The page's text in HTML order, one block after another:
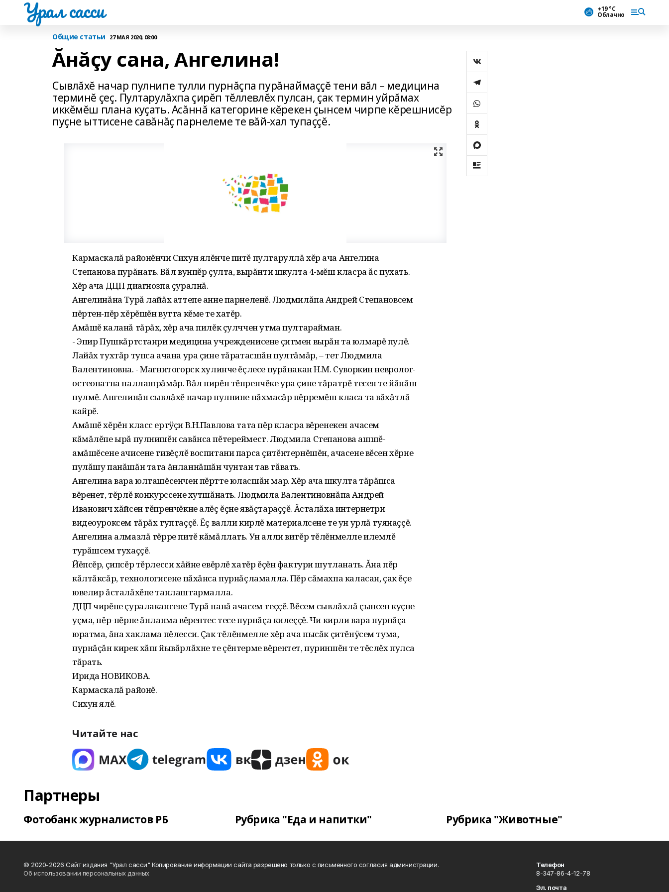
Урал сасси +19 °С
Облачно
Общие статьи 27 МАЯ 2020, 08:00
Ăнăçу сана‚ Ангелина!
Сывлăхĕ начар пулнипе тулли пурнăçпа пурăнаймаççĕ тени вăл – медицина
терминĕ çеç. Пултарулăхпа çирĕп тĕллевлĕх пулсан‚ çак термин уйрăмах
иккĕмĕш плана куçать. Асăннă категорине кĕрекен çынсем чирпе кĕрешнисĕр
пуçне ыттисене савăнăç парнелеме те вăй-хал тупаççĕ.
Кармаскалă районĕнчи Сихун ялĕнче питĕ пултаруллă хĕр ача Ангелина
Степанова пурăнать. Вăл вунпĕр çулта‚ вырăнти шкулта 4-мĕш класра ăс пухать.
Хĕр ача ДЦП диагнозпа çуралнă.
Ангелинăна Турă лайăх аттепе анне парнеленĕ. Людмилăпа Андрей Степановсем
пĕртен-пĕр хĕрĕшĕн вутта кĕме те хатĕр.
Амăшĕ каланă тăрăх‚ хĕр ача пилĕк çулччен утма пултарайман.
- Эпир Пушкăртстанри медицина учрежденисене çитмен вырăн та юлмарĕ пулĕ.
Лайăх тухтăр тупса ачана ура çине тăратасшăн пултăмăр‚ – тет Людмила
Валентиновна. - Магнитогорск хулинче ĕçлесе пурăнакан Н.М. Суворкин невролог-
остеопатпа паллашрăмăр. Вăл пирĕн тĕпренчĕке ура çине тăратрĕ тесен те йăнăш
пулмĕ. Ангелинăн сывлăхĕ начар пулнине пăхмасăр пĕрремĕш класа та вăхăтлă
кайрĕ.
Амăшĕ хĕрĕн класс ертÿçи В.Н.Павлова тата пĕр класра вĕренекен ачасем
кăмăлĕпе ырă пулнишĕн савăнса пĕтереймест. Людмила Степанова ашшĕ-
амăшĕсене ачисене тивĕçлĕ воспитани парса çитĕнтернĕшĕн‚ ачасене вĕсен хĕрне
пулăшу панăшăн тата ăнланнăшăн чунтан тав тăвать.
Ангелина вара юлташĕсенчен пĕртте юласшăн мар. Хĕр ача шкулта тăрăшса
вĕренет‚ тĕрлĕ конкурссене хутшăнать. Людмила Валентиновнăпа Андрей
Иванович хăйсен тĕпренчĕкне алĕç ĕçне явăçтараççĕ. Ăсталăха интернетри
видеоуроксем тăрăх туптаççĕ. Ĕç валли кирлĕ материалсене те ун урлă туянаççĕ.
Ангелина алмазлă тĕрре питĕ кăмăллать. Ун алли витĕр тĕлĕнмелле илемлĕ
турăшсем тухаççĕ.
Йĕпсĕр‚ çипсĕр тĕрлесси хăйне евĕрлĕ хатĕр ĕçĕн фактури шутланать. Ăна пĕр
кăлтăксăр‚ технологисене пăхăнса пурнăçламалла. Пĕр сăмахпа каласан‚ çак ĕçе
ювелир ăсталăхĕпе танлаштармалла.
ДЦП чирĕпе çуралакансене Турă панă ачасем теççĕ. Вĕсем сывлăхлă çынсен куçне
уçма‚ пĕр-пĕрне ăнланма вĕрентес тесе пурнăçа килеççĕ. Чи кирли вара пурнăçа
юратма‚ ăна хаклама пĕлесси. Çак тĕлĕнмелле хĕр ача пысăк çитĕнÿсем тума‚
пурнăçăн кирек хăш йывăрлăхне те çĕнтерме вĕрентет‚ пуриншĕн те тĕслĕх пулса
тăрать.
Ирида НОВИКОВА.
Кармаскалă районĕ.
Сихун ялĕ.
Читайте нас
Партнеры
Фотобанк журналистов РБ Рубрика "Еда и напитки" Рубрика "Животные"
© 2020-2026 Сайт издания "Урал сасси" Копирование информации сайта разрешено только с письменного согласия администрации.
Об использовании персональных данных
Телефон
8-347-86-4-12-78
Эл. почта